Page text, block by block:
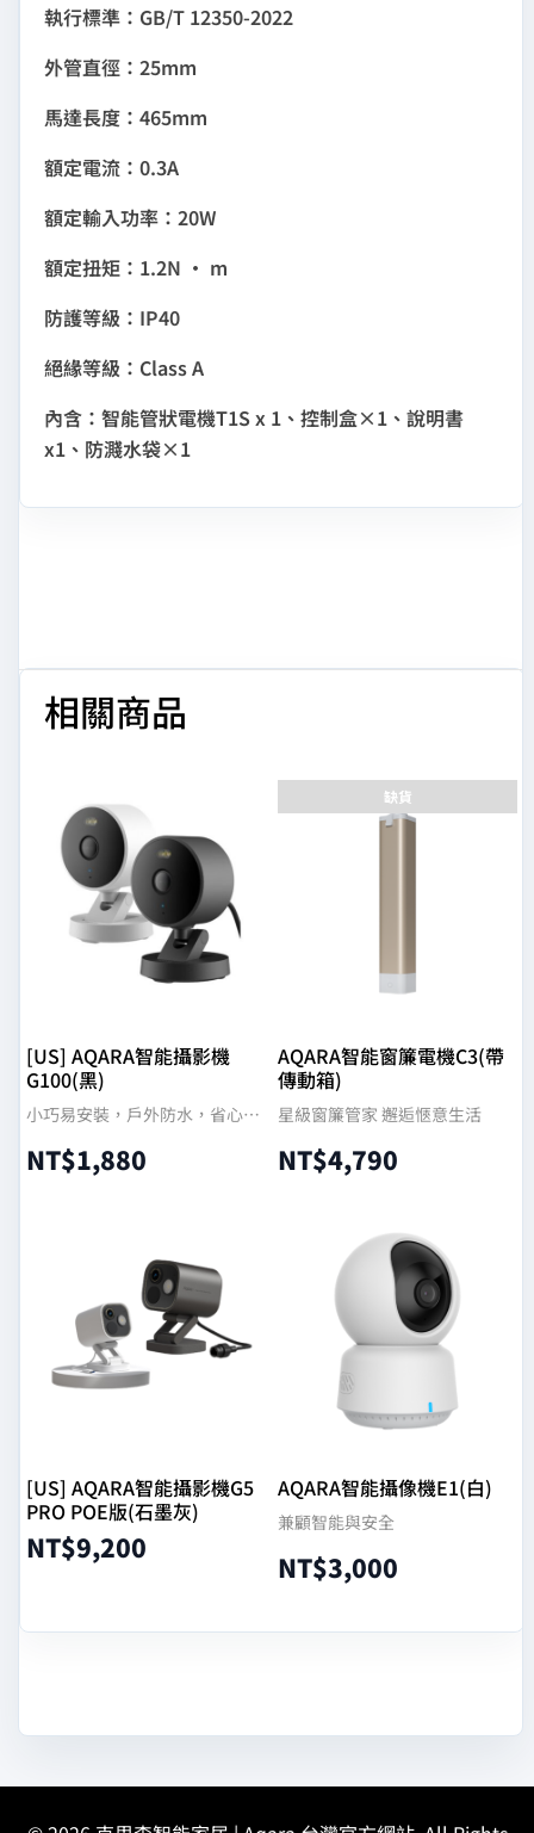
執行標準：GB/T 12350-2022
外管直徑：25mm
馬達長度：465mm
額定電流：0.3A
額定輸入功率：20W
額定扭矩：1.2N • m
防護等級：IP40
絕緣等級：Class A
內含：智能管狀電機T1S x 1、控制盒×1、說明書
x1、防濺水袋×1
相關商品
[US] AQARA智能攝影機
G100(黑)
小巧易安裝，戶外防水，省心安
NT$1,880
缺貨
AQARA智能窗簾電機C3(帶
傳動箱)
星級窗簾管家 邂逅愜意生活
NT$4,790
[US] AQARA智能攝影機G5
PRO POE版(石墨灰)
NT$9,200
AQARA智能攝像機E1(白)
兼顧智能與安全
NT$3,000
加入購物車